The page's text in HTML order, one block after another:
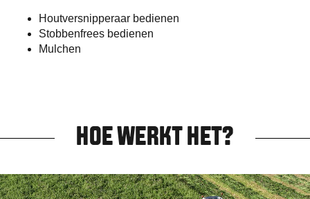
Houtversnipperaar bedienen
Stobbenfrees bedienen
Mulchen
HOE WERKT HET?